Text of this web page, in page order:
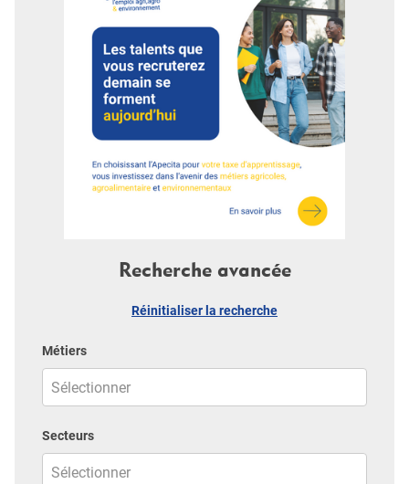
Recherche avancée
Réinitialiser la recherche
Métiers
Secteurs